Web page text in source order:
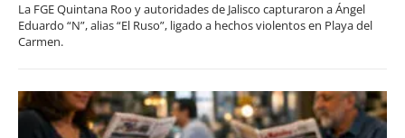
La FGE Quintana Roo y autoridades de Jalisco capturaron a Ángel
Eduardo “N”, alias “El Ruso”, ligado a hechos violentos en Playa del
Carmen.